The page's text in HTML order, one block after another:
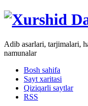
Adib asarlari, tarjimalari,
namunalar
Bosh sahifa
Sayt xaritasi
Qiziqarli saytlar
RSS